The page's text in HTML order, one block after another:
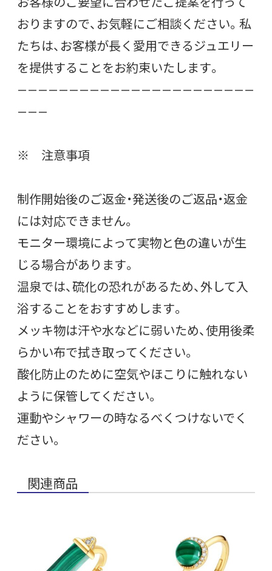
おりますので、お気軽にご相談ください。私
たちは、お客様が長く愛用できるジュエリー
を提供することをお約束いたします。
———————————————————————
———
※ 注意事項
制作開始後のご返金・発送後のご返品・返金
には対応できません。
モニター環境によって実物と色の違いが生
じる場合があります。
温泉では、硫化の恐れがあるため、外して入
浴することをおすすめします。
メッキ物は汗や水などに弱いため、使用後柔
らかい布で拭き取ってください。
酸化防止のために空気やほこりに触れない
ように保管してください。
運動やシャワーの時なるべくつけないでく
ださい。
関連商品